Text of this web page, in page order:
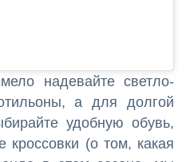
надевайте светло-
а для долгой
удобную обувь,
кроссовки (о том, какая